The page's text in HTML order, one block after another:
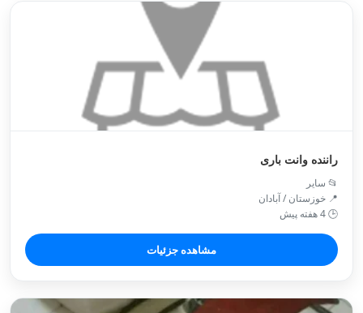
راننده وانت باری
📂 سایر
📍 خوزستان / آبادان
🕒 4 هفته پیش
مشاهده جزئیات